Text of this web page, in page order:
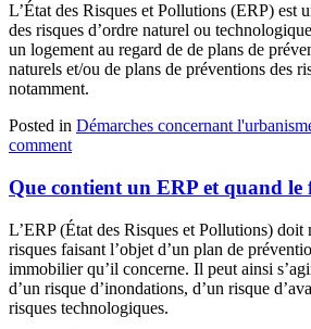
L’État des Risques et Pollutions (ERP) est
des risques d’ordre naturel ou
un logement au regard de de plans de
naturels et/ou de plans de préventions des
notamment.
Posted in Démarches concernant
comment
Que contient un ERP et quand
L’ERP (État des Risques et Pollutions) doit
risques faisant l’objet d’un plan de
immobilier qu’il concerne. Il peut ainsi
d’un risque d’inondations, d’un risque
risques technologiques.